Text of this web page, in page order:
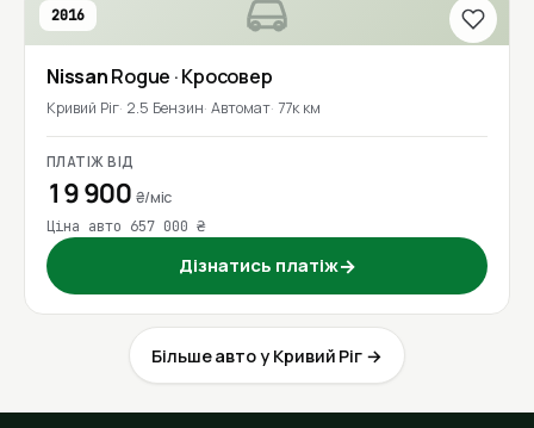
2016
NissanRogue · Кросовер
Кривий Ріг 2.5 Бензин Автомат 77к км
ПЛАТІЖ ВІД
19 900 ₴/міс
Ціна авто 657 000 ₴
Дізнатись платіж→
Більше авто у Кривий Ріг →